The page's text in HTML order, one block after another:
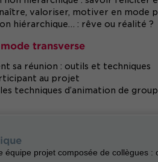
valoriser, motiver en mode
hiérarchique… : rêve ou réalité ?
transverse
sa réunion : outils et techniques
au projet
techniques d’animation de
équipe projet composée de collègues :